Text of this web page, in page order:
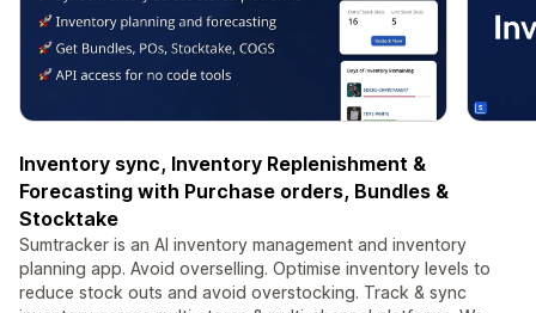
Inventory sync, Inventory Replenishment &
Forecasting with Purchase orders, Bundles &
Stocktake
Sumtracker is an AI inventory management and inventory
planning app. Avoid overselling. Optimise inventory levels to
reduce stock outs and avoid overstocking. Track & sync